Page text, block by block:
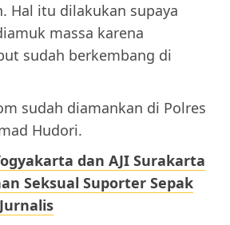
Hal itu dilakukan supaya
massa karena
sudah berkembang di
sudah diamankan di Polres
Hudori.
dan AJI Surakarta
Seksual Suporter Sepak